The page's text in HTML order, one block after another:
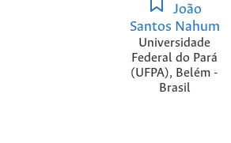
João
Santos Nahum
Universidade
Federal do Pará
(UFPA), Belém -
Brasil